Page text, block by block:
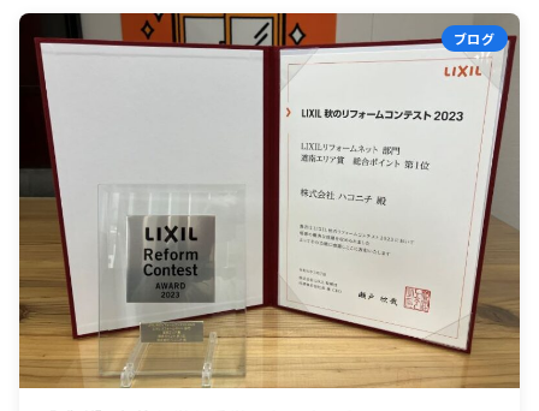
ブログ